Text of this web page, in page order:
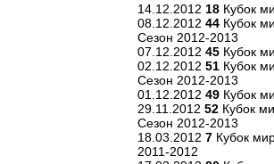
14.12.2012 18 Кубок
08.12.2012 44 Кубок
Сезон 2012-2013
07.12.2012 45 Кубок
02.12.2012 51 Кубок
Сезон 2012-2013
01.12.2012 49 Кубок
29.11.2012 52 Кубок
Сезон 2012-2013
18.03.2012 7 Кубок
2011-2012